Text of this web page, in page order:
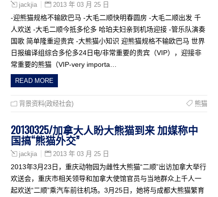
jackjia 2013 年 03 月 25 日
-迎熊猫规格不输欧巴马 -大毛二顺快明春圆房 -大毛二顺出发 千
人欢送 -大毛二顺今抵多伦多 哈珀夫妇亲到机场迎接 -管乐队演奏
国歌 简单隆重迎贵宾 -大熊猫小知识 迎熊猫规格不输欧巴马 世界
日报编译组综合多伦多24日电/非常重要的贵宾（VIP），迎接非
常重要的熊猫（VIP-very importa…
READ MORE
背景资料(政经社会) 熊猫
20130325/加拿大人盼大熊猫到来 加媒称中
国搞“熊猫外交”
jackjia 2013 年 03 月 25 日
2013年3月23日，重庆动物园为雌性大熊猫“二顺”出访加拿大举行
欢送会，重庆市相关领导和加拿大使馆官员与当地群众上千人一
起欢送“二顺”乘汽车前往机场。3月25日，她将与成都大熊猫繁育